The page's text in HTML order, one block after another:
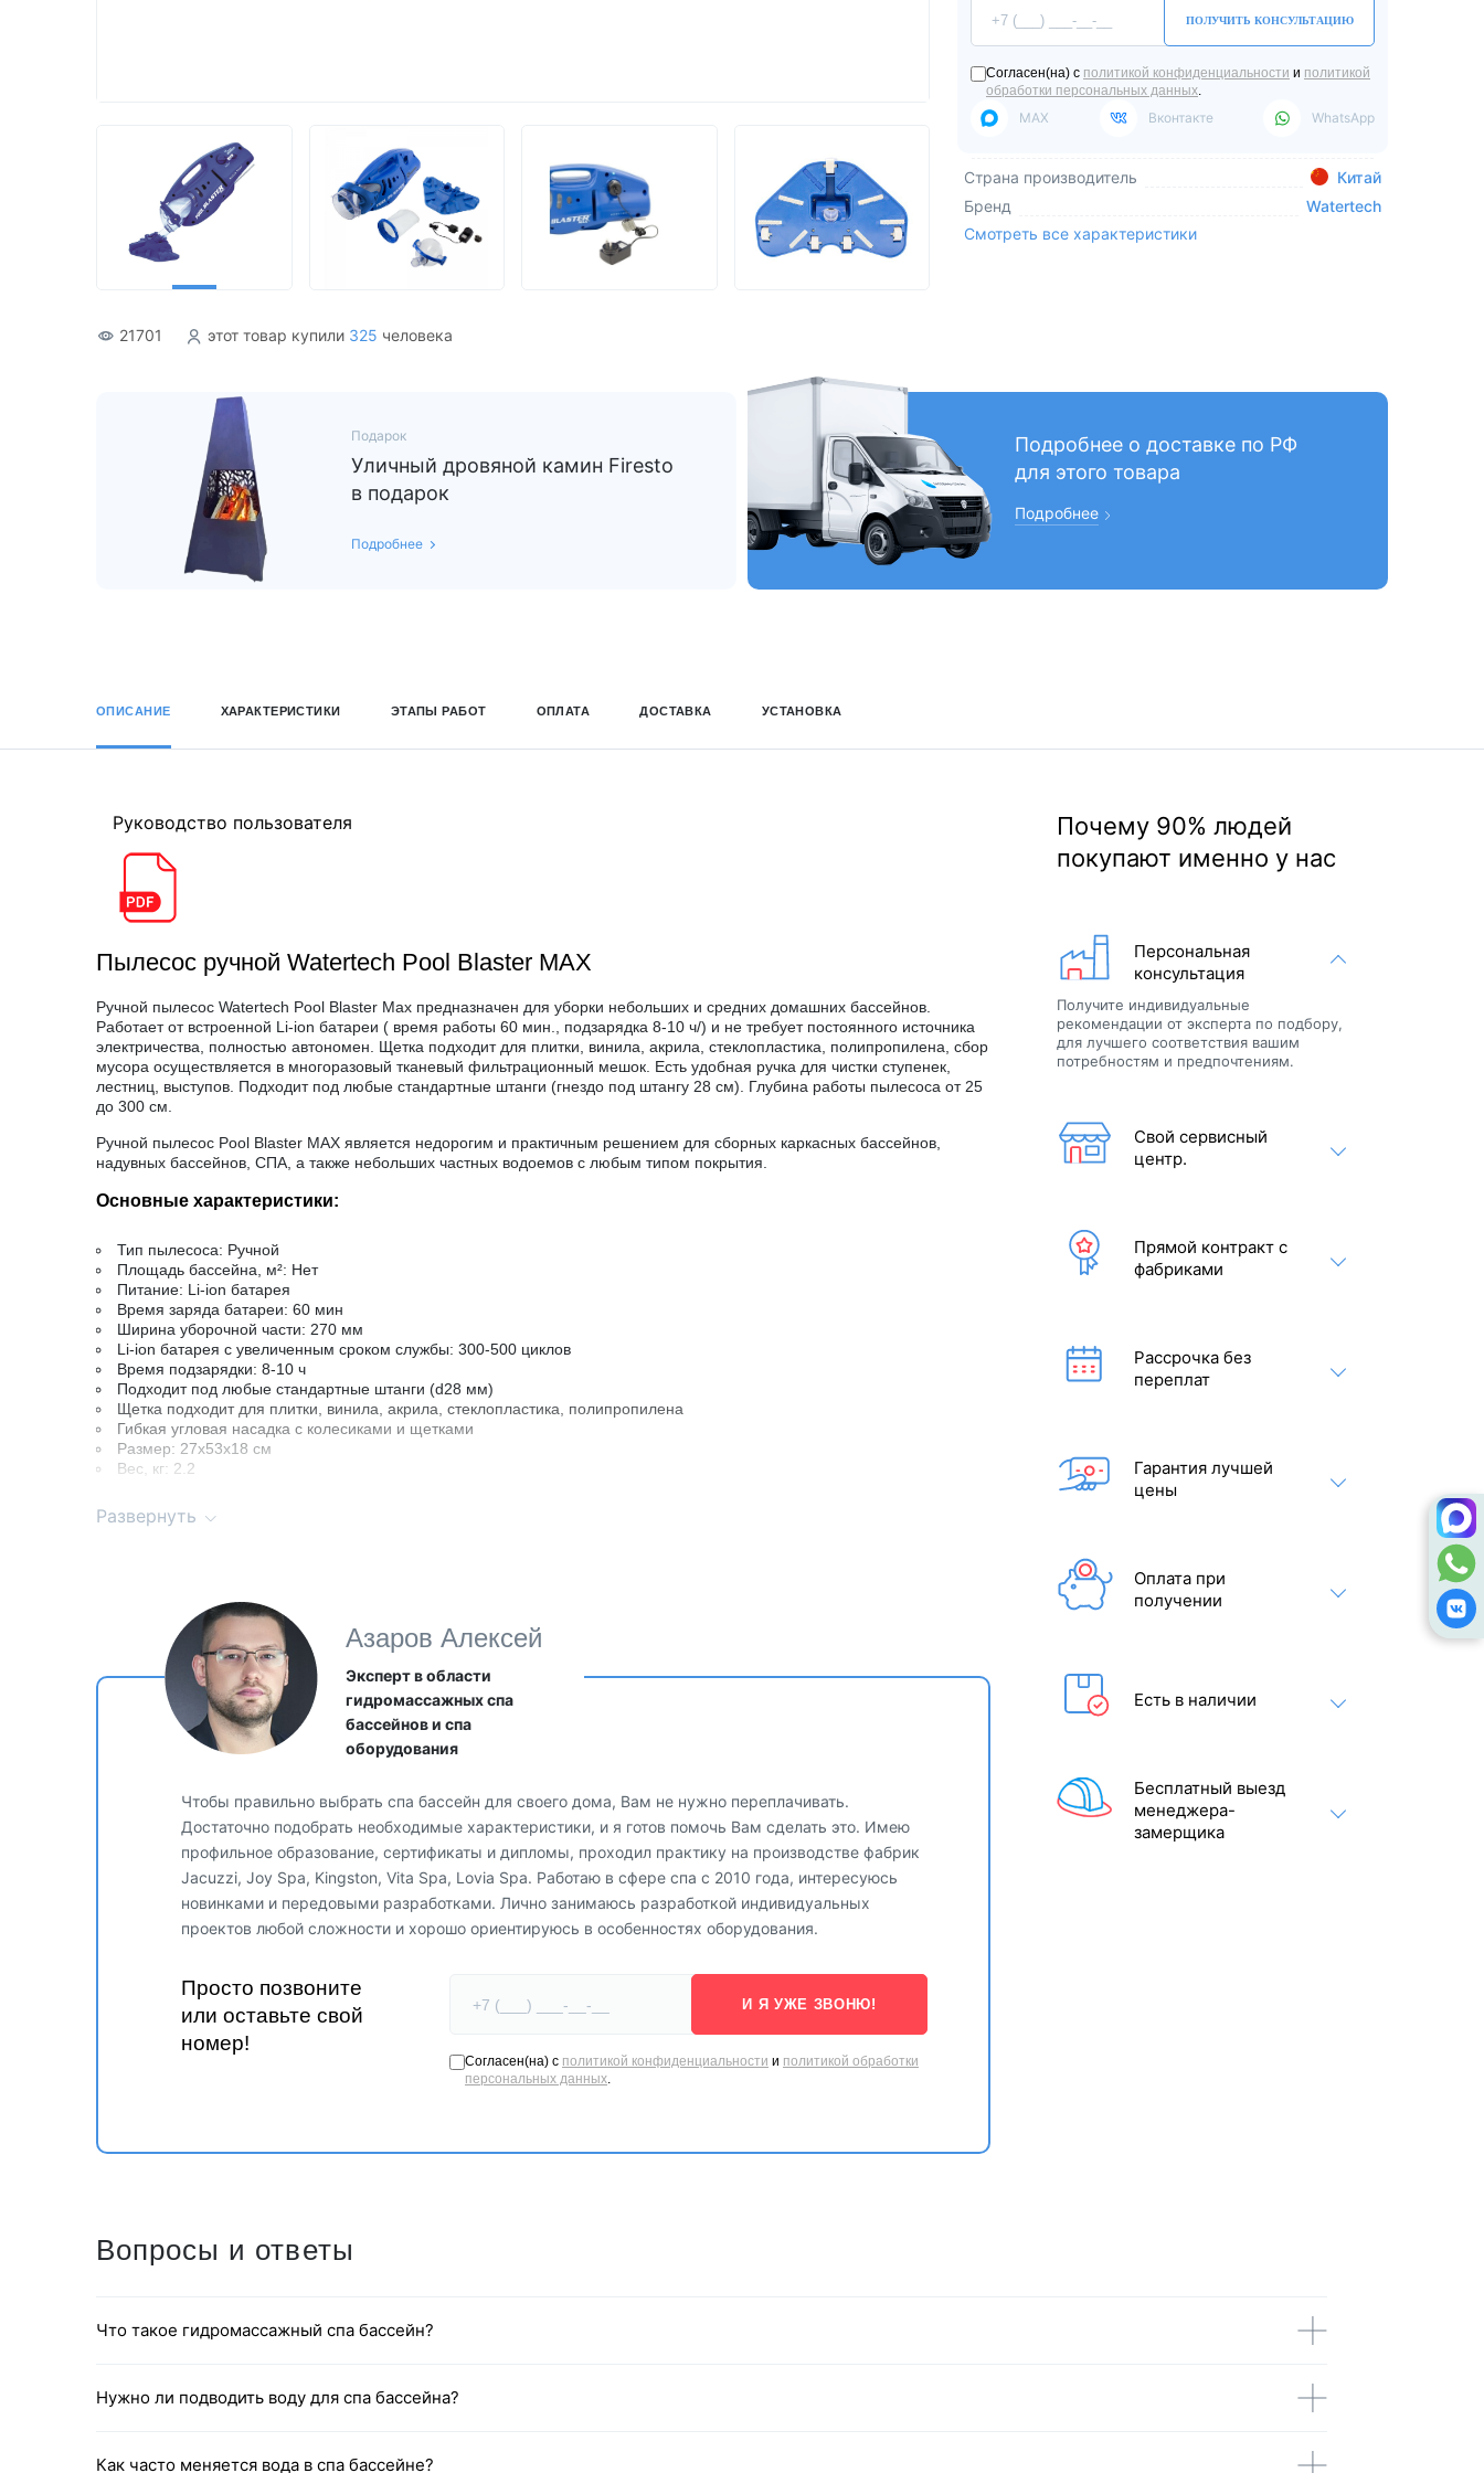
21701 этот товар купили 325 человека
ПОЛУЧИТЬ КОНСУЛЬТАЦИЮ
Согласен(на) с политикой конфиденциальности и политикой
обработки персональных данных.
MAX Вконтакте WhatsApp
Страна производитель
Китай
Бренд
Watertech
Смотреть все характеристики
Подарок
Уличный дровяной камин Firesto
в подарок
Подробнее
Подробнее о доставке по РФ
для этого товара
Подробнее
ОПИСАНИЕ ХАРАКТЕРИСТИКИ ЭТАПЫ РАБОТ ОПЛАТА ДОСТАВКА УСТАНОВКА
Руководство пользователя
Пылесос ручной Watertech Pool Blaster MAX
Ручной пылесос Watertech Pool Blaster Max предназначен для уборки небольших и средних домашних бассейнов.
Работает от встроенной Li-ion батареи ( время работы 60 мин., подзарядка 8-10 ч/) и не требует постоянного источника
электричества, полностью автономен. Щетка подходит для плитки, винила, акрила, стеклопластика, полипропилена, сбор
мусора осуществляется в многоразовый тканевый фильтрационный мешок. Есть удобная ручка для чистки ступенек,
лестниц, выступов. Подходит под любые стандартные штанги (гнездо под штангу 28 см). Глубина работы пылесоса от 25
до 300 см.
Ручной пылесос Pool Blaster MAX является недорогим и практичным решением для сборных каркасных бассейнов,
надувных бассейнов, СПА, а также небольших частных водоемов с любым типом покрытия.
Основные характеристики:
Тип пылесоса: Ручной
Площадь бассейна, м²: Нет
Питание: Li-ion батарея
Время заряда батареи: 60 мин
Ширина уборочной части: 270 мм
Li-ion батарея с увеличенным сроком службы: 300-500 циклов
Время подзарядки: 8-10 ч
Подходит под любые стандартные штанги (d28 мм)
Щетка подходит для плитки, винила, акрила, стеклопластика, полипропилена
Гибкая угловая насадка с колесиками и щетками
Размер: 27х53х18 см
Вес, кг: 2.2
Комплектация
Мешочный фильтр многоразового использования
Зарядное устройство
Руководство пользователя
Штанга в комплект не входит!
Развернуть
Азаров Алексей
Эксперт в области
гидромассажных спа
бассейнов и спа
оборудования
Чтобы правильно выбрать спа бассейн для своего дома, Вам не нужно переплачивать.
Достаточно подобрать необходимые характеристики, и я готов помочь Вам сделать это. Имею
профильное образование, сертификаты и дипломы, проходил практику на производстве фабрик
Jacuzzi, Joy Spa, Kingston, Vita Spa, Lovia Spa. Работаю в сфере спа с 2010 года, интересуюсь
новинками и передовыми разработками. Лично занимаюсь разработкой индивидуальных
проектов любой сложности и хорошо ориентируюсь в особенностях оборудования.
Просто позвоните
или оставьте свой
номер!
И Я УЖЕ ЗВОНЮ!
Согласен(на) с политикой конфиденциальности и политикой обработки
персональных данных.
Почему 90% людей
покупают именно у нас
Персональная
консультация
Получите индивидуальные
рекомендации от эксперта по подбору,
для лучшего соответствия вашим
потребностям и предпочтениям.
Свой сервисный
центр.
Прямой контракт с
фабриками
Рассрочка без
переплат
Гарантия лучшей
цены
Оплата при
получении
Есть в наличии
Бесплатный выезд
менеджера-
замерщика
Вопросы и ответы
Что такое гидромассажный спа бассейн?
Нужно ли подводить воду для спа бассейна?
Как часто меняется вода в спа бассейне?